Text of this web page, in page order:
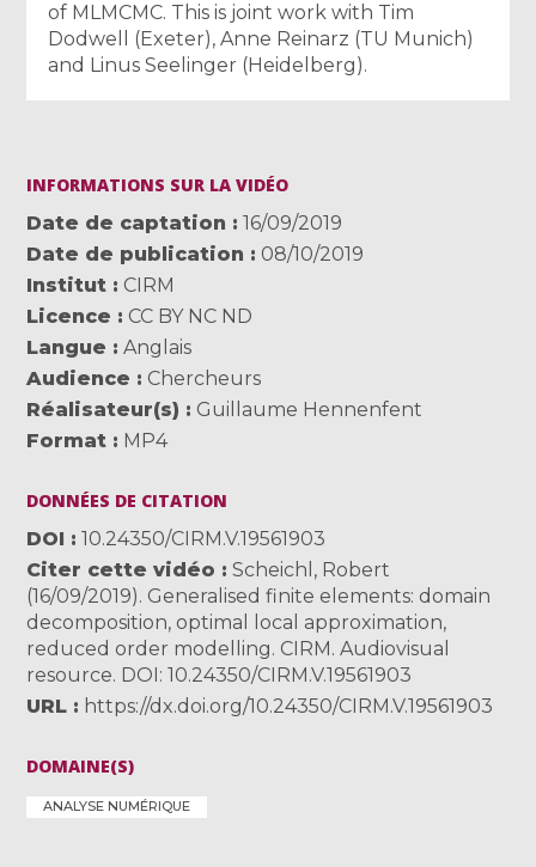
of MLMCMC. This is joint work with Tim
Dodwell (Exeter), Anne Reinarz (TU Munich)
and Linus Seelinger (Heidelberg).
INFORMATIONS SUR LA VIDÉO
Date de captation
16/09/2019
Date de publication
08/10/2019
Institut
CIRM
Licence
CC BY NC ND
Langue
Anglais
Audience
Chercheurs
Réalisateur(s)
Guillaume Hennenfent
Format
MP4
DONNÉES DE CITATION
DOI
10.24350/CIRM.V.19561903
Citer cette vidéo
Scheichl, Robert
(16/09/2019). Generalised finite elements: domain
decomposition, optimal local approximation,
reduced order modelling. CIRM. Audiovisual
resource. DOI: 10.24350/CIRM.V.19561903
URL
https://dx.doi.org/10.24350/CIRM.V.19561903
DOMAINE(S)
ANALYSE NUMÉRIQUE